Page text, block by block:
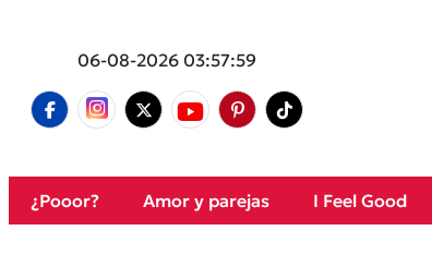
06-08-2026 03:57:59
¿Pooor? Amor y parejas I Feel Good